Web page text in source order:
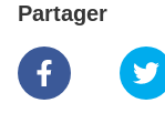
Partager